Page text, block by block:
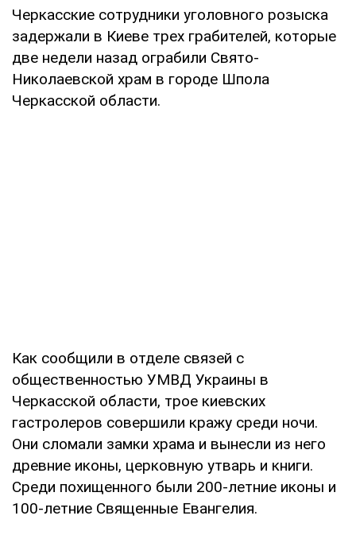
Черкасские сотрудники уголовного розыска
задержали в Киеве трех грабителей, которые
две недели назад ограбили Свято-
Николаевской храм в городе Шпола
Черкасской области.
Как сообщили в отделе связей с
общественностью УМВД Украины в
Черкасской области, трое киевских
гастролеров совершили кражу среди ночи.
Они сломали замки храма и вынесли из него
древние иконы, церковную утварь и книги.
Среди похищенного были 200-летние иконы и
100-летние Священные Евангелия.